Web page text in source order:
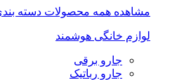
مشاهده همه محصولات دسته بندی
لوازم خانگی هوشمند
جارو برقی
جارو رباتیک